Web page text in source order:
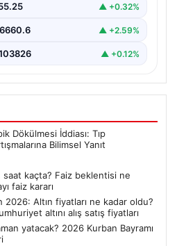
▲ +0.32%
6660.6 ▲ +2.59%
▲ +0.12%
Dökülmesi İddiası: Tıp
Bilimsel Yanıt
saat kaçta? Faiz beklentisi ne
faiz kararı
2026: Altın fiyatları ne kadar oldu?
altını alış satış fiyatları
yatacak? 2026 Kurban Bayramı